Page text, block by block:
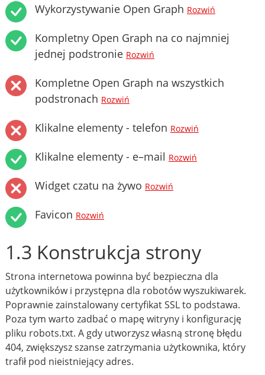
Wykorzystywanie Open Graph Rozwiń
Kompletny Open Graph na co najmniej
jednej podstronie Rozwiń
Kompletne Open Graph na wszystkich
podstronach Rozwiń
Klikalne elementy - telefon Rozwiń
Klikalne elementy - e–mail Rozwiń
Widget czatu na żywo Rozwiń
Favicon Rozwiń
1.3 Konstrukcja strony
Strona internetowa powinna być bezpieczna dla
użytkowników i przystępna dla robotów wyszukiwarek.
Poprawnie zainstalowany certyfikat SSL to podstawa.
Poza tym warto zadbać o mapę witryny i konfigurację
pliku robots.txt. A gdy utworzysz własną stronę błędu
404, zwiększysz szanse zatrzymania użytkownika, który
trafił pod nieistniejący adres.